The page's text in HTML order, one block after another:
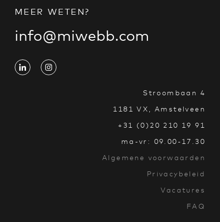
MEER WETEN?
info@miwebb.com
Stroombaan 4
1181 VX, Amstelveen
+31 (0)20 210 19 91
ma-vr: 09.00-17.30
Algemene voorwaarden
Privacybeleid
Vacatures
FAQ